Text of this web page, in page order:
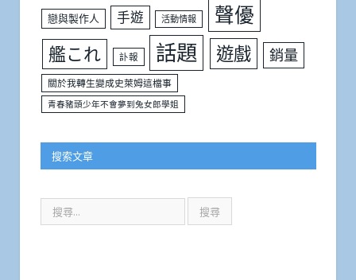
戀與製作人 手遊 活動情報 聲優
艦これ 訃報 話題 遊戲 銷量
關於我轉生變成史萊姆這檔事
青春豬頭少年不會夢到兔女郎學姐
搜索文章